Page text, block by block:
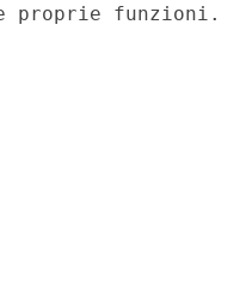
proprie funzioni.